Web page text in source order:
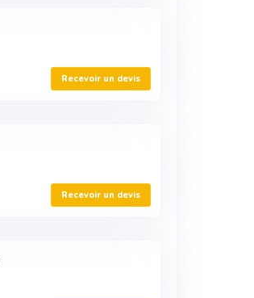
Recevoir un devis
Recevoir un devis